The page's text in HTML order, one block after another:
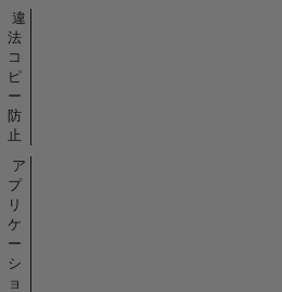
違
法
コ
ピ
ー
防
止
ア
プ
リ
ケ
ー
シ
ョ